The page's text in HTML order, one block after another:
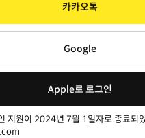
카카오톡
Google
Apple로 로그인
지원이 2024년 7월 1일자로 종료되